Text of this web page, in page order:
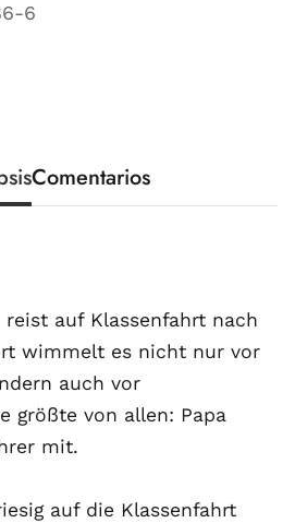
6
Comentarios
auf Klassenfahrt nach
wimmelt es nicht nur vor
auch vor
größte von allen: Papa
mit.
auf die Klassenfahrt